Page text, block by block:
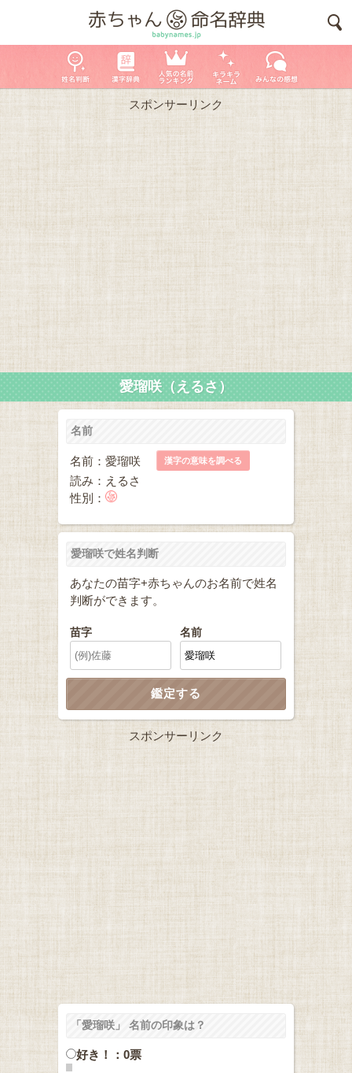
スポンサーリンク
愛瑠咲（えるさ）
名前
名前：愛瑠咲 漢字の意味を調べる
読み：えるさ
性別：
愛瑠咲で姓名判断
あなたの苗字+赤ちゃんのお名前で姓名
判断ができます。
苗字 名前
スポンサーリンク
「愛瑠咲」 名前の印象は？
好き！：0票